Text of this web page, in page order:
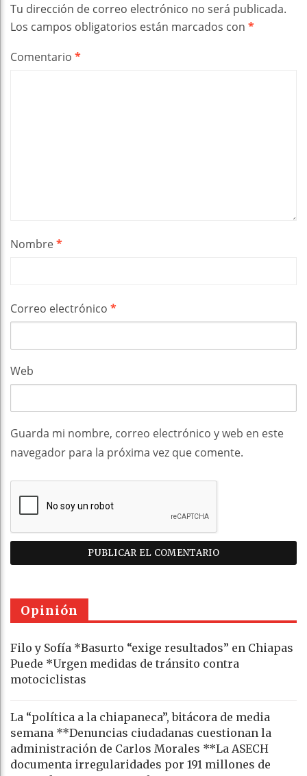
Tu dirección de correo electrónico no será publicada.
Los campos obligatorios están marcados con *
Comentario *
Nombre*
Correo electrónico *
Web
Guarda mi nombre, correo electrónico y web en este
navegador para la próxima vez que comente.
Opinión
Filo y Sofía *Basurto “exige resultados” en Chiapas
Puede *Urgen medidas de tránsito contra
motociclistas
La “política a la chiapaneca”, bitácora de media
semana **Denuncias ciudadanas cuestionan la
administración de Carlos Morales **La ASECH
documenta irregularidades por 191 millones de